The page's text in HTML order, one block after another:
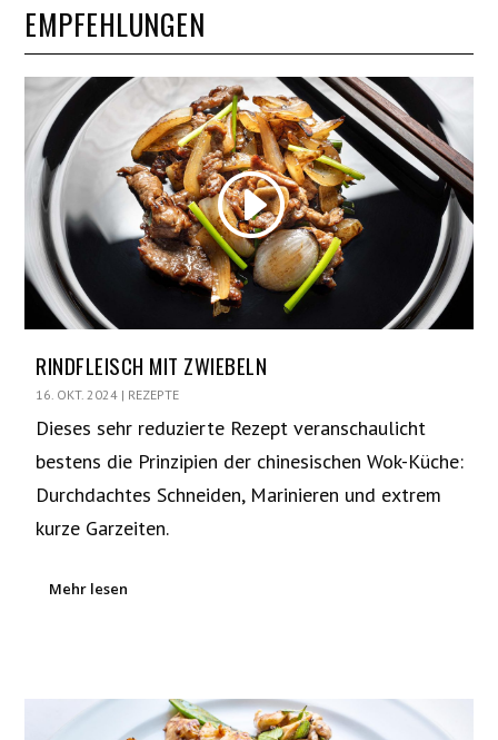
EMPFEHLUNGEN
RINDFLEISCH MIT ZWIEBELN
16. OKT. 2024 | REZEPTE
Dieses sehr reduzierte Rezept veranschaulicht
bestens die Prinzipien der chinesischen Wok-Küche:
Durchdachtes Schneiden, Marinieren und extrem
kurze Garzeiten.
Mehr lesen